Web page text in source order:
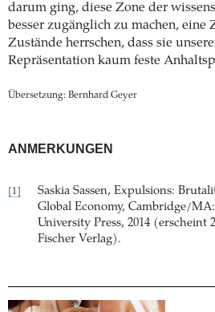
darum ging, diese Zone der
besser zugänglich zu machen, eine
Zustände herrschen, dass sie
Repräsentation kaum feste
Übersetzung: Bernhard Geyer
ANMERKUNGEN
[1]
Saskia Sassen, Expulsions:
Global Economy, Cambridge/
University Press, 2014 (erscheint
Fischer Verlag).